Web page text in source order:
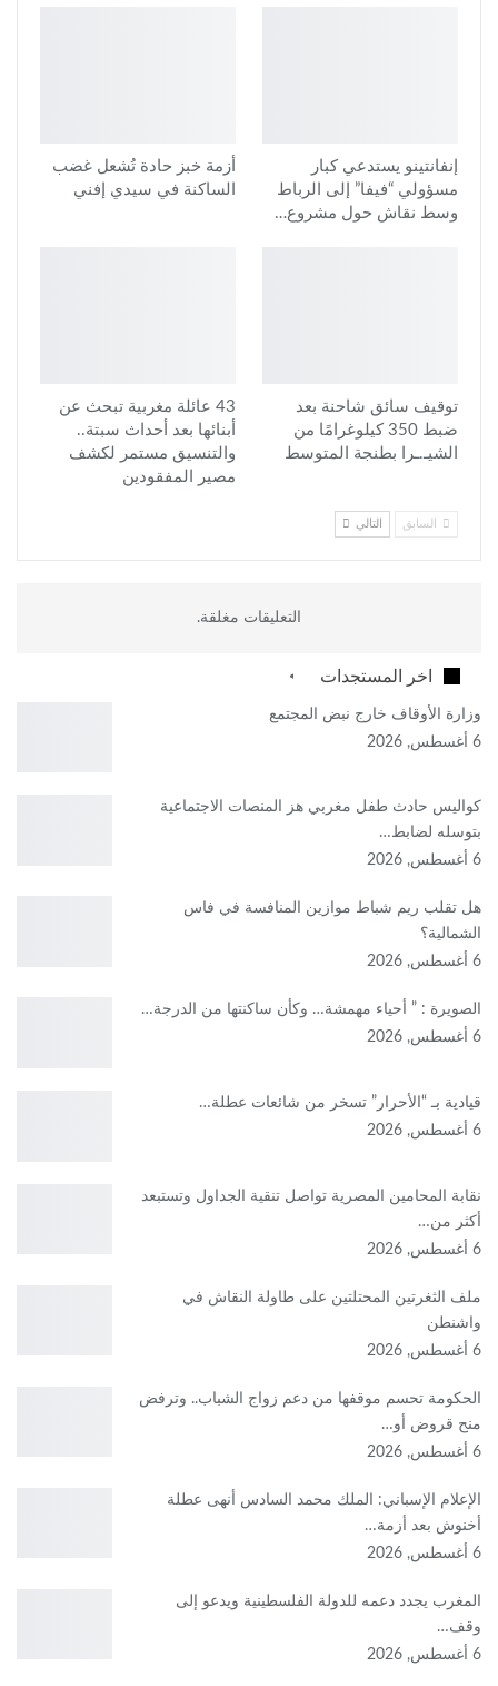
إنفانتينو يستدعي كبار
مسؤولي “فيفا” إلى الرباط
وسط نقاش حول مشروع…
أزمة خبز حادة تُشعل غضب
الساكنة في سيدي إفني
توقيف سائق شاحنة بعد
ضبط 350 كيلوغرامًا من
الشيـ.ـرا بطنجة المتوسط
43 عائلة مغربية تبحث عن
أبنائها بعد أحداث سبتة..
والتنسيق مستمر لكشف
مصير المفقودين
السابق التالي
التعليقات مغلقة.
اخر المستجدات
وزارة الأوقاف خارج نبض المجتمع
6 أغسطس, 2026
كواليس حادث طفل مغربي هز المنصات الاجتماعية
بتوسله لضابط…
6 أغسطس, 2026
هل تقلب ريم شباط موازين المنافسة في فاس
الشمالية؟
6 أغسطس, 2026
الصويرة : ” أحياء مهمشة… وكأن ساكنتها من الدرجة…
6 أغسطس, 2026
قيادية بـ “الأحرار” تسخر من شائعات عطلة…
6 أغسطس, 2026
نقابة المحامين المصرية تواصل تنقية الجداول وتستبعد
أكثر من…
6 أغسطس, 2026
ملف الثغرتين المحتلتين على طاولة النقاش في
واشنطن
6 أغسطس, 2026
الحكومة تحسم موقفها من دعم زواج الشباب.. وترفض
منح قروض أو…
6 أغسطس, 2026
الإعلام الإسباني: الملك محمد السادس أنهى عطلة
أخنوش بعد أزمة…
6 أغسطس, 2026
المغرب يجدد دعمه للدولة الفلسطينية ويدعو إلى
وقف…
6 أغسطس, 2026